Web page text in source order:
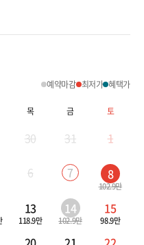
강
카오
목 금 토
30 31 1
6 7 8
102.9만
13
118.9만
14
102.9만
15
98.9만
예약마감 최저가 혜택가